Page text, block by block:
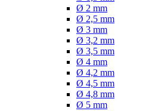
Ø 2 mm
Ø 2,5 mm
Ø 3 mm
Ø 3,2 mm
Ø 3,5 mm
Ø 4 mm
Ø 4,2 mm
Ø 4,5 mm
Ø 4,8 mm
Ø 5 mm